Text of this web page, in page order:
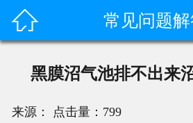
 常见问题
黑膜沼气池排不出来
来源： 点击量： 799